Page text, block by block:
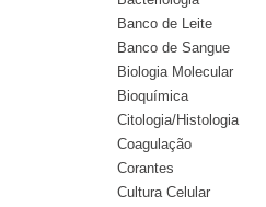
Banco de Leite
Banco de Sangue
Biologia Molecular
Bioquímica
Citologia/Histologia
Coagulação
Corantes
Cultura Celular